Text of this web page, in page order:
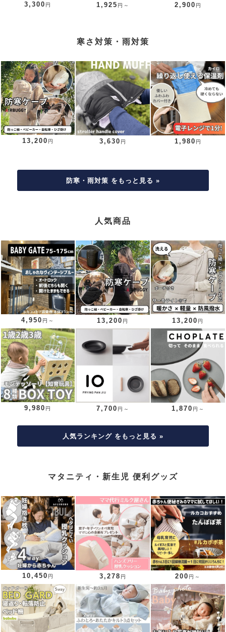
3,300 円 1,925 円～ 2,900 円
寒さ対策・雨対策
13,200 円 3,630 円 1,980 円
防寒・雨対策 をもっと見る »
人気商品
4,950 円～ 13,200 円 13,200 円
9,980 円 7,700 円～ 1,870 円～
人気ランキング をもっと見る »
マタニティ・新生児 便利グッズ
10,450 円 3,278 円 200 円～